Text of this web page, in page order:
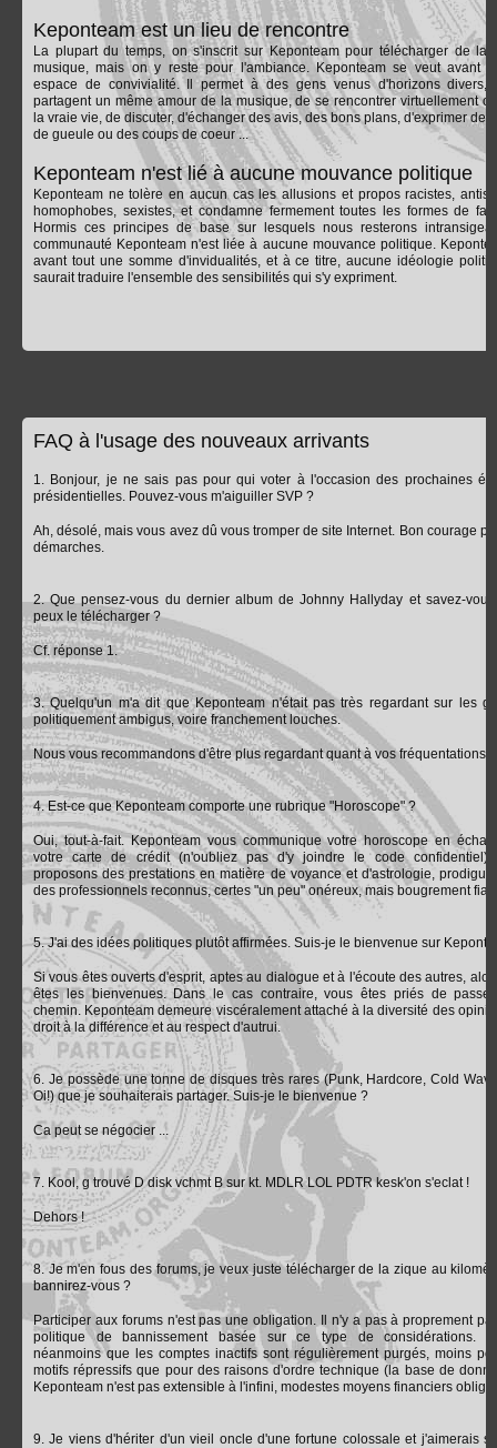
Keponteam est un lieu de rencontre
La plupart du temps, on s'inscrit sur Keponteam pour télécharger de la
musique, mais on y reste pour l'ambiance. Keponteam se veut avant
espace de convivialité. Il permet à des gens venus d'horizons divers,
partagent un même amour de la musique, de se rencontrer virtuellement
la vraie vie, de discuter, d'échanger des avis, des bons plans, d'exprimer des
de gueule ou des coups de coeur ...
Keponteam n'est lié à aucune mouvance politique
Keponteam ne tolère en aucun cas les allusions et propos racistes,
homophobes, sexistes, et condamne fermement toutes les formes de
Hormis ces principes de base sur lesquels nous resterons
communauté Keponteam n'est liée à aucune mouvance politique.
avant tout une somme d'invidualités, et à ce titre, aucune idéologie
saurait traduire l'ensemble des sensibilités qui s'y expriment.
FAQ à l'usage des nouveaux arrivants
1. Bonjour, je ne sais pas pour qui voter à l'occasion des prochaines
présidentielles. Pouvez-vous m'aiguiller SVP ?
Ah, désolé, mais vous avez dû vous tromper de site Internet. Bon courage
démarches.
2. Que pensez-vous du dernier album de Johnny Hallyday et savez-
peux le télécharger ?
Cf. réponse 1.
3. Quelqu'un m'a dit que Keponteam n'était pas très regardant sur les
politiquement ambigus, voire franchement louches.
Nous vous recommandons d'être plus regardant quant à vos fréquentations.
4. Est-ce que Keponteam comporte une rubrique "Horoscope" ?
Oui, tout-à-fait. Keponteam vous communique votre horoscope en
votre carte de crédit (n'oubliez pas d'y joindre le code confidentiel).
proposons des prestations en matière de voyance et d'astrologie,
des professionnels reconnus, certes "un peu" onéreux, mais bougrement
5. J'ai des idées politiques plutôt affirmées. Suis-je le bienvenue sur
Si vous êtes ouverts d'esprit, aptes au dialogue et à l'écoute des autres,
êtes les bienvenues. Dans le cas contraire, vous êtes priés de
chemin. Keponteam demeure viscéralement attaché à la diversité des
droit à la différence et au respect d'autrui.
6. Je possède une tonne de disques très rares (Punk, Hardcore, Cold
Oi!) que je souhaiterais partager. Suis-je le bienvenue ?
Ca peut se négocier ...
7. Kool, g trouvé D disk vchmt B sur kt. MDLR LOL PDTR kesk'on s'eclat !
Dehors !
8. Je m'en fous des forums, je veux juste télécharger de la zique au
bannirez-vous ?
Participer aux forums n'est pas une obligation. Il n'y a pas à proprement
politique de bannissement basée sur ce type de considérations.
néanmoins que les comptes inactifs sont régulièrement purgés, moins
motifs répressifs que pour des raisons d'ordre technique (la base de
Keponteam n'est pas extensible à l'infini, modestes moyens financiers
9. Je viens d'hériter d'un vieil oncle d'une fortune colossale et j'aimerais